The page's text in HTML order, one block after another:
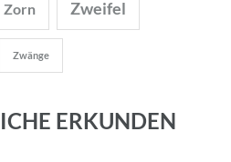
Zorn Zweifel
Zwänge
ERKUNDEN